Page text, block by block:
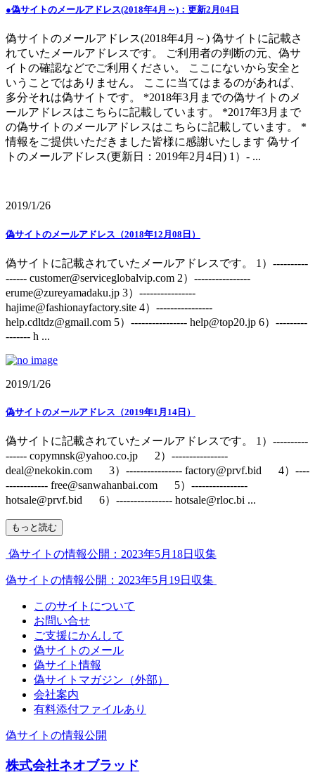
●偽サイトのメールアドレス(2018年4月～)：更新2月04日
偽サイトのメールアドレス(2018年4月～) 偽サイトに記載さ
れていたメールアドレスです。 ご利用者の判断の元、偽サ
イトの確認などでご利用ください。 ここにないから安全と
いうことではありません。 ここに当てはまるのがあれば、
多分それは偽サイトです。 *2018年3月までの偽サイトのメ
ールアドレスはこちらに記載しています。 *2017年3月まで
の偽サイトのメールアドレスはこちらに記載しています。 *
情報をご提供いただきました皆様に感謝いたします 偽サイ
トのメールアドレス(更新日：2019年2月4日) 1）- ...
2019/1/26
偽サイトのメールアドレス（2018年12月08日）
偽サイトに記載されていたメールアドレスです。 1）----------
------ customer@serviceglobalvip.com 2）----------------
erume@zureyamadaku.jp 3）----------------
hajime@fashionayfactory.site 4）----------------
help.cdltdz@gmail.com 5）---------------- help@top20.jp 6）---------
------- h ...
2019/1/26
偽サイトのメールアドレス（2019年1月14日）
偽サイトに記載されていたメールアドレスです。 1）----------
------ copymnsk@yahoo.co.jp 2）----------------
deal@nekokin.com 3）---------------- factory@prvf.bid 4）----
------------ free@sanwahanbai.com 5）----------------
hotsale@prvf.bid 6）---------------- hotsale@rloc.bi ...
もっと読む
偽サイトの情報公開：2023年5月18日収集
偽サイトの情報公開：2023年5月19日収集
このサイトについて
お問い合せ
ご支援にかんして
偽サイトのメール
偽サイト情報
偽サイトマガジン（外部）
会社案内
有料添付ファイルあり
偽サイトの情報公開
株式会社ネオブラッド